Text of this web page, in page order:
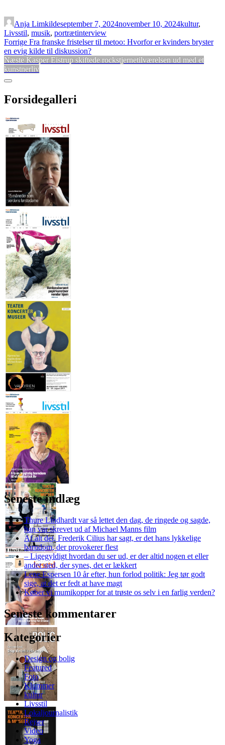
Anja Limkildeseptember 7, 2024november 10, 2024kultur,
Livsstil, musik, portrætinterview
Indlægsnavigation
Forrige Forrige
indlæg:
Fra franske fristelser til metoo: Hvorfor er kvinders bryster
en evig kilde til diskussion?
Næste Næste
indlæg:
Kasper Eistrup skiftede rockstjernetilværelsen ud med et
kunstnerliv
Sidebar
Forsidegalleri
Seneste indlæg
Thure Lindhardt var så lettet den dag, de ringede og sagde,
han var skrevet ud af Michael Manns film
Af alt det, Frederik Cilius har sagt, er det hans lykkelige
barndom, der provokerer flest
– Ligegyldigt hvordan du ser ud, er der altid nogen et eller
andet sted, der synes, det er lækkert
Lene Espersen 10 år efter, hun forlod politik: Jeg tør godt
sige, at det er fedt at have magt
Køber vi mumikopper for at trøste os selv i en farlig verden?
Seneste kommentarer
Kategorier
Design og bolig
Featured
Foto
Klummer
kultur
Livsstil
Lokaljournalistik
Rejser
Video
Yoga